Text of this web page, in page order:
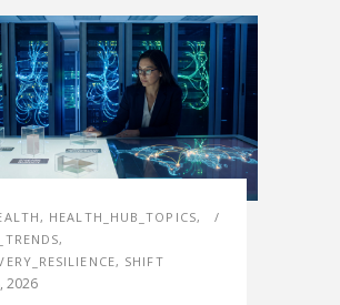
, HEALTH_HUB_TOPICS,
,
, SHIFT
2026